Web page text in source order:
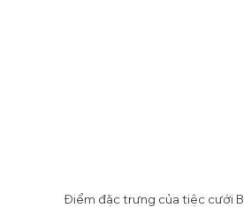
Điểm đặc trưng của tiệc cưới